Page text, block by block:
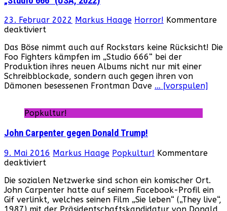
23. Februar 2022 Markus Haage Horror! Kommentare
deaktiviertfür
666“
(USA,
2022)
Das Böse nimmt auch auf Rockstars keine Rücksicht! Die
Foo Fighters kämpfen im „Studio 666“ bei der
Produktion ihres neuen Albums nicht nur mit einer
Schreibblockade, sondern auch gegen ihren von
Dämonen besessenen Frontman Dave … [vorspulen]
Popkultur!
John Carpenter gegen Donald Trump!
9. Mai 2016 Markus Haage Popkultur! Kommentare
deaktiviert
Carpenter
gegen
Donald
Die sozialen Netzwerke sind schon ein komischer Ort.
John Carpenter hatte auf seinem Facebook-Profil ein
Gif verlinkt, welches seinen Film „Sie leben“ („They live“,
1987) mit der Präsidentschaftskandidatur von Donald